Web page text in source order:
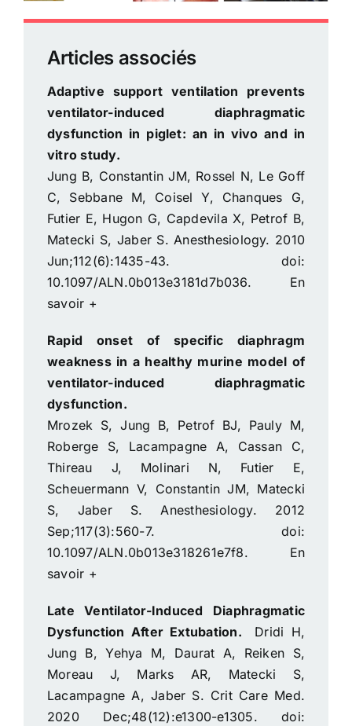
Articles associés
Adaptive support ventilation prevents
ventilator-induced diaphragmatic
dysfunction in piglet: an in vivo and in
vitro study.
Jung B, Constantin JM, Rossel N, Le Goff
C, Sebbane M, Coisel Y, Chanques G,
Futier E, Hugon G, Capdevila X, Petrof B,
Matecki S, Jaber S. Anesthesiology. 2010
Jun;112(6):1435-43. doi:
10.1097/ALN.0b013e3181d7b036. En
savoir +
Rapid onset of specific diaphragm
weakness in a healthy murine model of
ventilator-induced diaphragmatic
dysfunction.
Mrozek S, Jung B, Petrof BJ, Pauly M,
Roberge S, Lacampagne A, Cassan C,
Thireau J, Molinari N, Futier E,
Scheuermann V, Constantin JM, Matecki
S, Jaber S. Anesthesiology. 2012
Sep;117(3):560-7. doi:
10.1097/ALN.0b013e318261e7f8. En
savoir +
Late Ventilator-Induced Diaphragmatic
Dysfunction After Extubation. Dridi H,
Jung B, Yehya M, Daurat A, Reiken S,
Moreau J, Marks AR, Matecki S,
Lacampagne A, Jaber S. Crit Care Med.
2020 Dec;48(12):e1300-e1305. doi: